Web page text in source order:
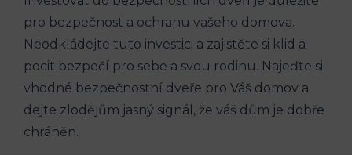
pro bezpečnost a ochranu vašeho domova.
Neodkládejte tuto investici a zajistěte si klid a
pocit bezpečí pro sebe a svou rodinu. Najeďte si
vhodné bezpečnostní dveře pro Váš domov a
dejte zlodějům jasný signál, že váš dům je dobře
chráněn.